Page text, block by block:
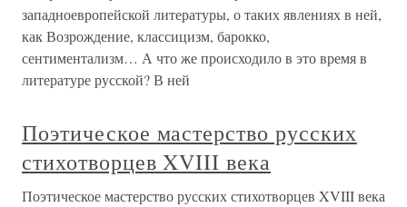
западноевропейской литературы, о таких явлениях в ней,
как Возрождение, классицизм, барокко,
сентиментализм… А что же происходило в это время в
литературе русской? В ней
Поэтическое мастерство русских
стихотворцев XVIII века
Поэтическое мастерство русских стихотворцев XVIII века